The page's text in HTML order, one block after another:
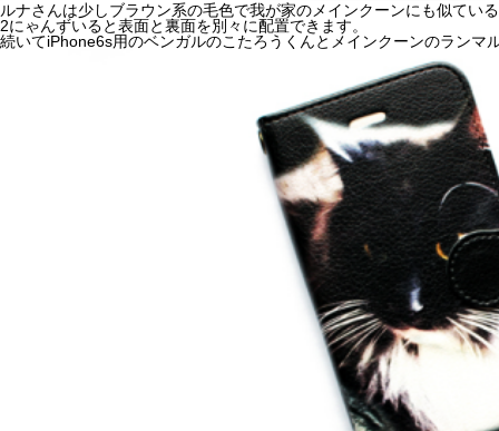
ルナさんは少しブラウン系の毛色で我が家のメインクーンにも似て
2にゃんずいると表面と裏面を別々に配置できます。
続いてiPhone6s用のベンガルのこたろうくんとメインクーンのランマ